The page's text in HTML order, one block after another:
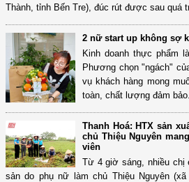
Thành, tỉnh Bến Tre), đúc rút được sau quá
2 nữ start up không sợ
Kinh doanh thực phẩm
Phương chọn "ngách"
vụ khách hàng mong
toàn, chất lượng đảm bảo.
Thanh Hoá: HTX sản
chủ Thiệu Nguyên
viên
Từ 4 giờ sáng, nhiều chị
sản do phụ nữ làm chủ Thiệu Nguyên (xã